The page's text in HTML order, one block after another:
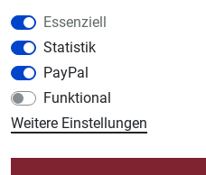
Plotter-City.com
Schneideplotter, Transferpressen,
Modellbau-City.com
Military + Tabletop Plastikmodelle und
Spiel.
Essenziell
Statistik
PayPal
Funktional
Weitere Einstellungen